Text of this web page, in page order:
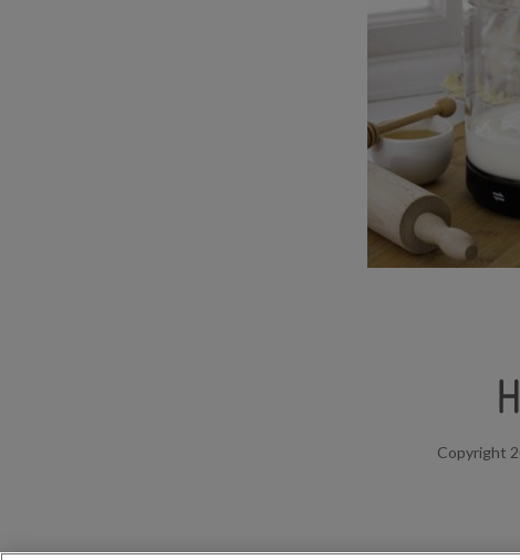
Copyright